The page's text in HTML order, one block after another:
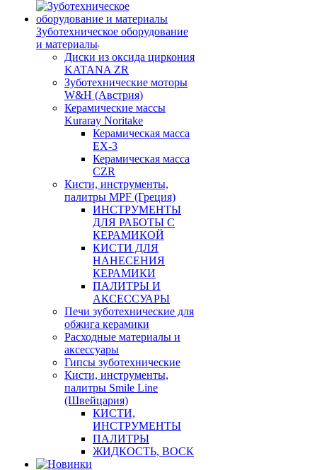
Зуботехническое оборудование
и материалы
Диски из оксида циркония
KATANA ZR
Зуботехнические моторы
W&H (Австрия)
Керамические массы
Kuraray Noritake
Керамическая масса
EX-3
Керамическая масса
CZR
Кисти, инструменты,
палитры MPF (Греция)
ИНСТРУМЕНТЫ
ДЛЯ РАБОТЫ С
КЕРАМИКОЙ
КИСТИ ДЛЯ
НАНЕСЕНИЯ
КЕРАМИКИ
ПАЛИТРЫ И
АКСЕССУАРЫ
Печи зуботехнические для
обжига керамики
Расходные материалы и
аксессуары
Гипсы зуботехнические
Кисти, инструменты,
палитры Smile Line
(Швейцария)
КИСТИ,
ИНСТРУМЕНТЫ
ПАЛИТРЫ
ЖИДКОСТЬ, ВОСК